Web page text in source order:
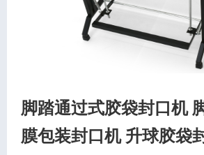
脚踏通过式胶袋封口机
膜包装封口机 升球胶袋